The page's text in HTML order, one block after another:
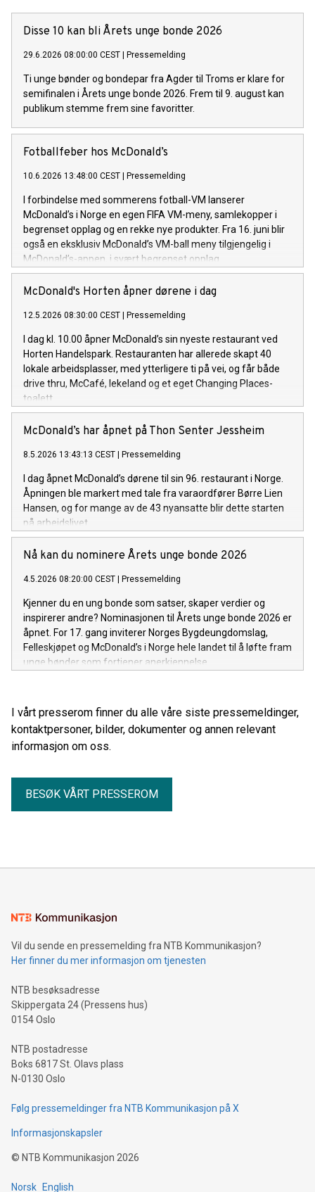
Disse 10 kan bli Årets unge bonde 2026
29.6.2026 08:00:00 CEST Pressemelding
Ti unge bønder og bondepar fra Agder til Troms er klare for
semifinalen i Årets unge bonde 2026. Frem til 9. august kan
publikum stemme frem sine favoritter.
Fotballfeber hos McDonald’s
10.6.2026 13:48:00 CEST Pressemelding
I forbindelse med sommerens fotball-VM lanserer
McDonald’s i Norge en egen FIFA VM-meny, samlekopper i
begrenset opplag og en rekke nye produkter. Fra 16. juni blir
også en eksklusiv McDonald’s VM-ball meny tilgjengelig i
McDonald’s-appen, i svært begrenset opplag.
McDonald's Horten åpner dørene i dag
12.5.2026 08:30:00 CEST Pressemelding
I dag kl. 10.00 åpner McDonald’s sin nyeste restaurant ved
Horten Handelspark. Restauranten har allerede skapt 40
lokale arbeidsplasser, med ytterligere ti på vei, og får både
drive thru, McCafé, lekeland og et eget Changing Places-
toalett.
McDonald’s har åpnet på Thon Senter Jessheim
8.5.2026 13:43:13 CEST Pressemelding
I dag åpnet McDonald’s dørene til sin 96. restaurant i Norge.
Åpningen ble markert med tale fra varaordfører Børre Lien
Hansen, og for mange av de 43 nyansatte blir dette starten
på arbeidslivet.
Nå kan du nominere Årets unge bonde 2026
4.5.2026 08:20:00 CEST Pressemelding
Kjenner du en ung bonde som satser, skaper verdier og
inspirerer andre? Nominasjonen til Årets unge bonde 2026 er
åpnet. For 17. gang inviterer Norges Bygdeungdomslag,
Felleskjøpet og McDonald’s i Norge hele landet til å løfte fram
unge bønder som fortjener anerkjennelse.
I vårt presserom finner du alle våre siste pressemeldinger,
kontaktpersoner, bilder, dokumenter og annen relevant
informasjon om oss.
BESØK VÅRT PRESSEROM
Vil du sende en pressemelding fra NTB Kommunikasjon?
Her finner du mer informasjon om tjenesten
NTB besøksadresse
Skippergata 24 (Pressens hus)
0154 Oslo
NTB postadresse
Boks 6817 St. Olavs plass
N-0130 Oslo
Følg pressemeldinger fra NTB Kommunikasjon på X
Informasjonskapsler
© NTB Kommunikasjon 2026
Norsk English